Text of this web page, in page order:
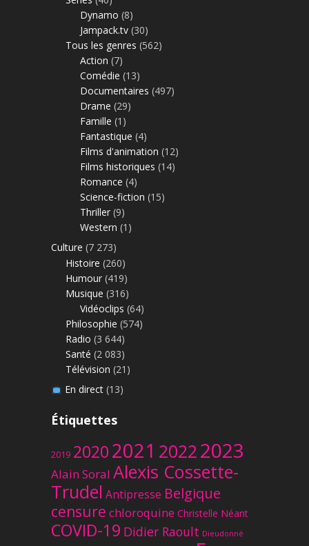
Dynamo (8)
Jampack.tv (30)
Tous les genres (562)
Action (7)
Comédie (13)
Documentaires (497)
Drame (29)
Famille (1)
Fantastique (4)
Films d'animation (12)
Films historiques (14)
Romance (4)
Science-fiction (15)
Thriller (9)
Western (1)
Culture (7 273)
Histoire (260)
Humour (419)
Musique (316)
Vidéoclips (64)
Philosophie (574)
Radio (3 644)
Santé (2 083)
Télévision (21)
En direct(13)
Étiquettes
2019 20202021 20222023
Alain Soral Alexis Cossette-
Trudel Antipresse Belgique
censure chloroquine Christelle Néant
COVID-19 Didier Raoult Dieudonné